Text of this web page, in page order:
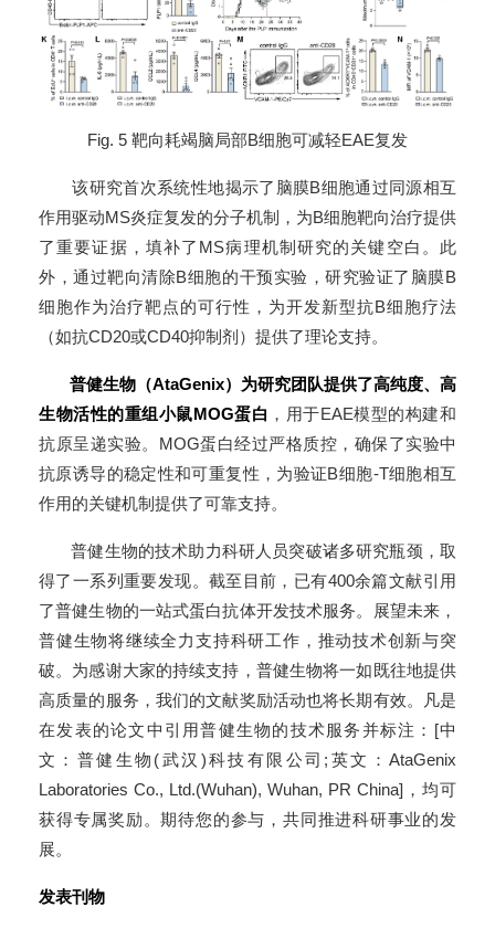
Fig. 5 靶向耗竭脑局部B细胞可减轻EAE复发
该研究首次系统性地揭示了脑膜B细胞通过同源相互
作用驱动MS炎症复发的分子机制，为B细胞靶向治疗提供
了重要证据，填补了MS病理机制研究的关键空白。此
外，通过靶向清除B细胞的干预实验，研究验证了脑膜B
细胞作为治疗靶点的可行性，为开发新型抗B细胞疗法
（如抗CD20或CD40抑制剂）提供了理论支持。
普健生物（AtaGenix）为研究团队提供了高纯度、高
生物活性的重组小鼠MOG蛋白 ，用于EAE模型的构建和
抗原呈递实验。MOG蛋白经过严格质控，确保了实验中
抗原诱导的稳定性和可重复性，为验证B细胞-T细胞相互
作用的关键机制提供了可靠支持。
普健生物的技术助力科研人员突破诸多研究瓶颈，取
得了一系列重要发现。截至目前，已有400余篇文献引用
了普健生物的一站式蛋白抗体开发技术服务。展望未来，
普健生物将继续全力支持科研工作，推动技术创新与突
破。为感谢大家的持续支持，普健生物将一如既往地提供
高质量的服务，我们的文献奖励活动也将长期有效。凡是
在发表的论文中引用普健生物的技术服务并标注：[中
文：普健生物(武汉)科技有限公司;英文：AtaGenix
Laboratories Co., Ltd.(Wuhan), Wuhan, PR China]，均可
获得专属奖励。期待您的参与，共同推进科研事业的发
展。
发表刊物